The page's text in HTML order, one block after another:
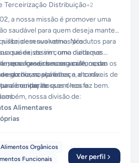
·Terceirização·Distribuição+2
a nossa missão é promover uma
saudável para quem deseja manter
em sua rotina. Nós
que existe sim, uma dieta que
sem agredir seu organismo com os
gorduras, açúcares e alto níveis de
alimentação.
nisso, desenvolvemos produtos para
saúde, assim como cuidamos
nossa casa, da nossa cultura, da
e do nosso planeta.
que fornece nosso café, nosso
chia, nossa linhaça, e cada
compor nossos óleos e
é cuidar de quem nos faz bem.
nossa divisão de:
Alimentares
Alimentos Orgânicos
Funcionais
Ver perfil